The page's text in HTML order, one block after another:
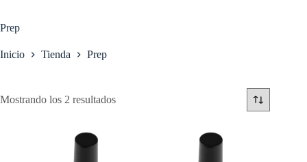
Prep
Inicio Tienda Prep
Mostrando los 2 resultados